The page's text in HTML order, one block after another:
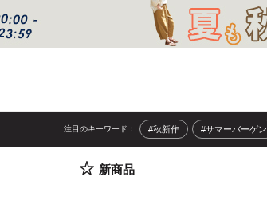
注目のキーワード： #秋新作 #サマーバーゲン
新商品